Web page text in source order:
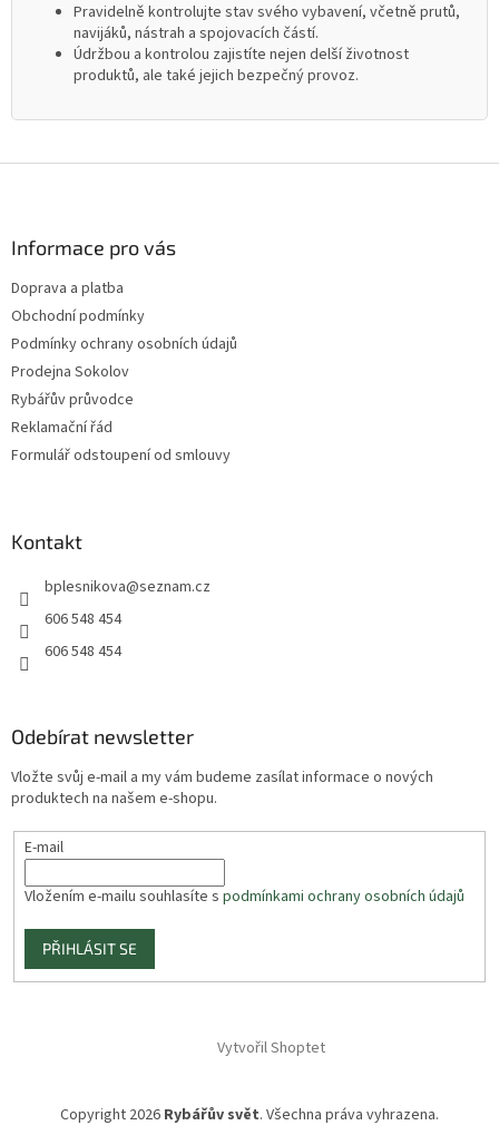
Pravidelně kontrolujte stav svého vybavení, včetně prutů,
navijáků, nástrah a spojovacích částí.
Údržbou a kontrolou zajistíte nejen delší životnost
produktů, ale také jejich bezpečný provoz.
Informace pro vás
Doprava a platba
Obchodní podmínky
Podmínky ochrany osobních údajů
Prodejna Sokolov
Rybářův průvodce
Reklamační řád
Formulář odstoupení od smlouvy
Kontakt
bplesnikova@seznam.cz
606 548 454
606 548 454
Odebírat newsletter
Vložte svůj e-mail a my vám budeme zasílat informace o nových
produktech na našem e-shopu.
E-mail
Vložením e-mailu souhlasíte s podmínkami ochrany osobních údajů
PŘIHLÁSIT SE
Vytvořil Shoptet
Copyright 2026 Rybářův svět. Všechna práva vyhrazena.